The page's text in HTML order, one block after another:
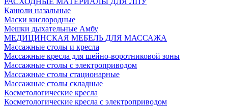
Канюли назальные
Маски кислородные
Мешки дыхательные Амбу
МЕДИЦИНСКАЯ МЕБЕЛЬ ДЛЯ МАССАЖА
Массажные столы и кресла
Массажные кресла для шейно-воротниковой зоны
Массажные столы с электроприводом
Массажные столы стационарные
Массажные столы складные
Косметологические кресла
Косметологические кресла с электроприводом